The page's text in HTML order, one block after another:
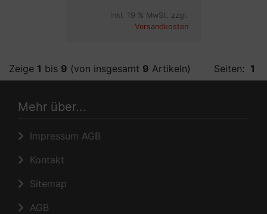
inkl. 19 % MwSt. zzgl.
Versandkosten
Zeige 1 bis 9 (von insgesamt 9 Artikeln) Seiten: 1
Mehr über...
Impressum AGB
Kontakt
Sitemap
AGB